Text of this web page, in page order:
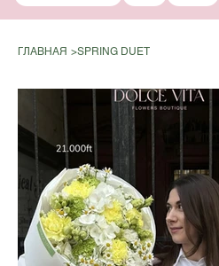
ГЛАВНАЯ >SPRING DUET